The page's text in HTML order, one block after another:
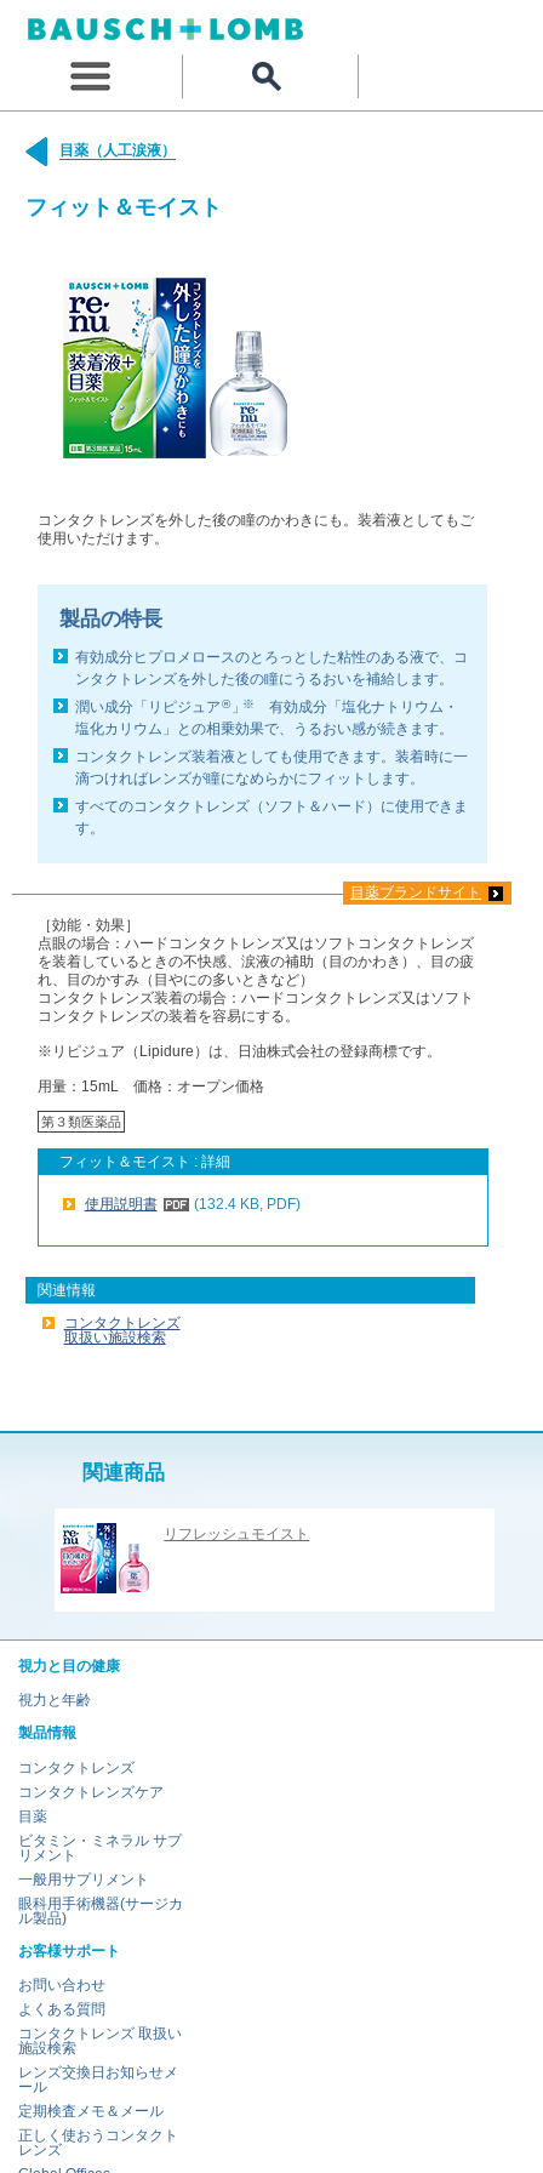
目薬（人工涙液）
フィット＆モイスト
コンタクトレンズを外した後の瞳のかわきにも。装着液としてもご
使用いただけます。
製品の特長
有効成分ヒプロメロースのとろっとした粘性のある液で、コ
ンタクトレンズを外した後の瞳にうるおいを補給します。
潤い成分「リピジュア ® 」※
有効成分「塩化ナトリウム・
塩化カリウム」との相乗効果で、うるおい感が続きます。
コンタクトレンズ装着液としても使用できます。装着時に一
滴つければレンズが瞳になめらかにフィットします。
すべてのコンタクトレンズ（ソフト＆ハード）に使用できま
す。
目薬ブランドサイト
［効能・効果］
点眼の場合：ハードコンタクトレンズ又はソフトコンタクトレンズ
を装着しているときの不快感、涙液の補助（目のかわき）、目の疲
れ、目のかすみ（目やにの多いときなど）
コンタクトレンズ装着の場合：ハードコンタクトレンズ又はソフト
コンタクトレンズの装着を容易にする。
※リピジュア（Lipidure）は、日油株式会社の登録商標です。
用量：15mL 価格：オープン価格
第３類医薬品
フィット＆モイスト : 詳細
使用説明書 (132.4 KB, PDF)
関連情報
コンタクトレンズ
取扱い施設検索
関連商品
リフレッシュモイスト
視力と目の健康
視力と年齢
製品情報
コンタクトレンズ
コンタクトレンズケア
目薬
ビタミン・ミネラル サプ
リメント
一般用サプリメント
眼科用手術機器(サージカ
ル製品)
お客様サポート
お問い合わせ
よくある質問
コンタクトレンズ 取扱い
施設検索
レンズ交換日お知らせメ
ール
定期検査メモ＆メール
正しく使おうコンタクト
レンズ